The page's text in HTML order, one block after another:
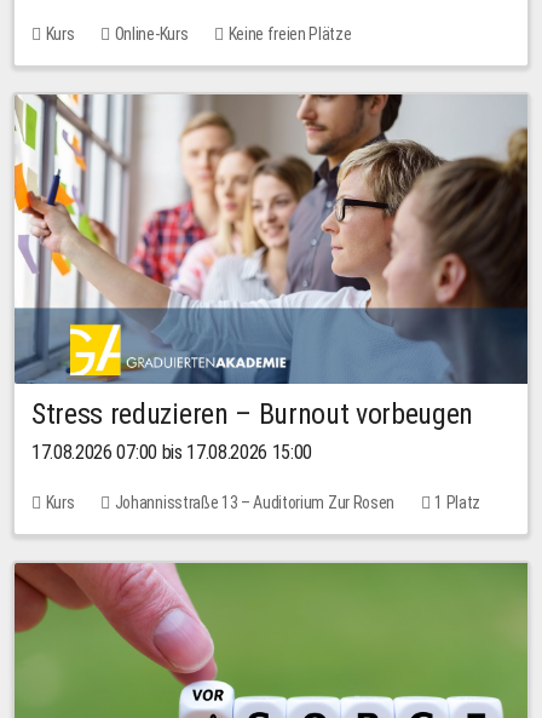
Kurs Online-Kurs Keine freien Plätze
Stress reduzieren – Burnout vorbeugen
17.08.2026 07:00 bis 17.08.2026 15:00
Kurs Johannisstraße 13 – Auditorium Zur Rosen
1 Platz
10,00 EUR